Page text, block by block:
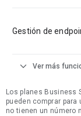
Gestión de
expand_more Ver más
Los planes Business
pueden comprar
no tienen un número